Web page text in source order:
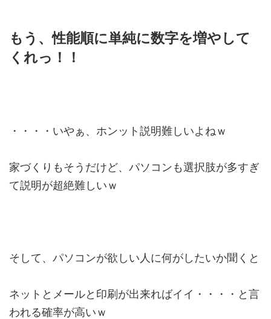
もう、性能順に単純に数字を増やして
くれっ！！
・・・・いやぁ、ホンット説明難しいよねｗ
家づくりもそうだけど、パソコンも選択肢が多すぎ
て説明が超絶難しいｗ
そして、パソコンが欲しい人に何がしたいか聞くと
ネットとメールと印刷が出来ればイイ・・・・と言
われる確率が高いｗ